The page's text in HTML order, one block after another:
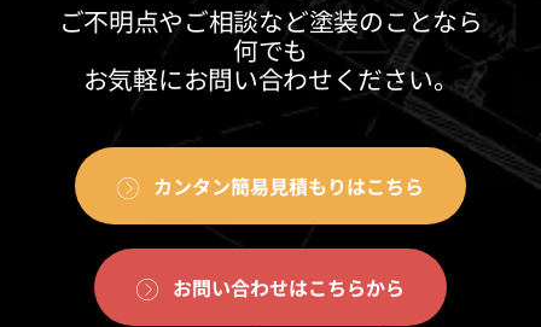
ご不明点やご相談など塗装のことなら
何でも
お気軽にお問い合わせください。
カンタン簡易見積もりはこちら
お問い合わせはこちらから